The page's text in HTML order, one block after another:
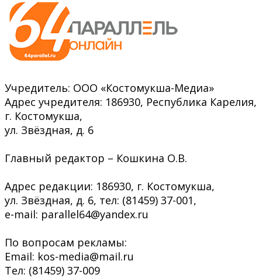
Учредитель: ООО «Костомукша-Медиа»
Адрес учредителя: 186930, Республика Карелия,
г. Костомукша,
ул. Звёздная, д. 6
Главный редактор – Кошкина О.В.
Адрес редакции: 186930, г. Костомукша,
ул. Звёздная, д. 6, тел: (81459) 37-001,
e-mail: parallel64@yandex.ru
По вопросам рекламы:
Email: kos-media@mail.ru
Тел: (81459) 37-009